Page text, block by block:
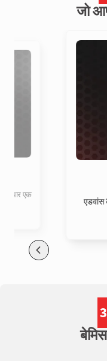
जो
एडवांस कैल्शियम